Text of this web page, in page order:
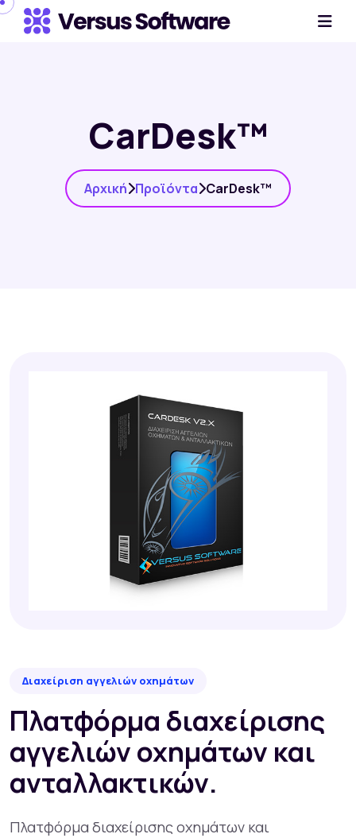
CarDesk™
Αρχική Προϊόντα CarDesk™
Διαχείριση αγγελιών οχημάτων
Πλατφόρμα διαχείρισης
αγγελιών οχημάτων και
ανταλλακτικών.
Πλατφόρμα διαχείρισης οχημάτων και